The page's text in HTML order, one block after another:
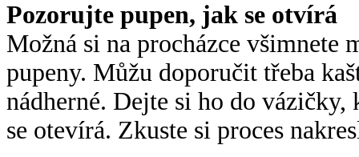
Pozorujte pupen, jak se otvírá
Možná si na procházce
pupeny. Můžu doporučit třeba
nádherné. Dejte si ho do
se otevírá. Zkuste si proces